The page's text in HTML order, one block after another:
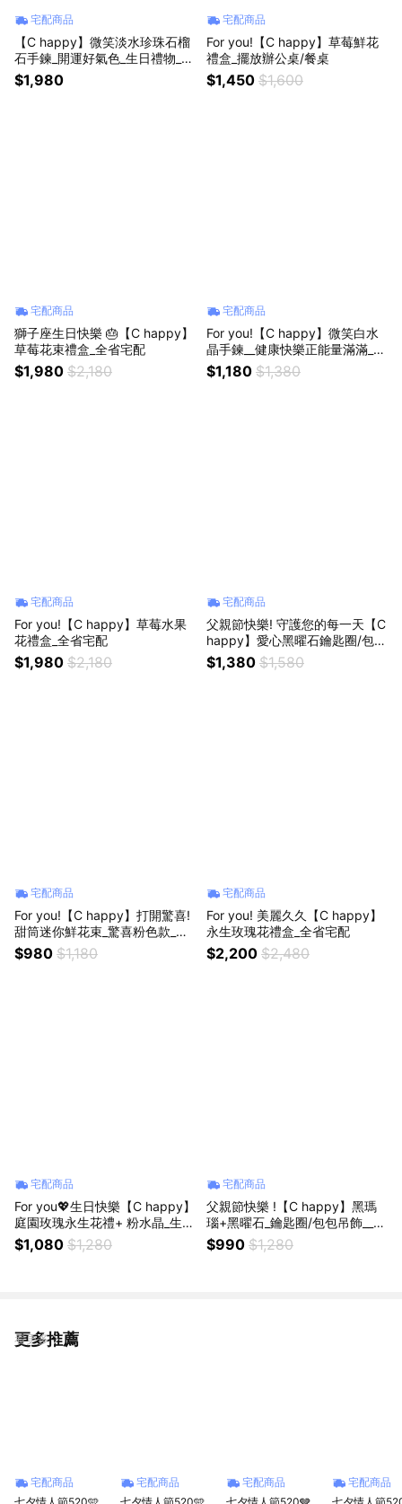
宅配商品
【C happy】微笑淡水珍珠石榴
石手鍊_開運好氣色_生日禮物__
新年禮物_情人節禮物
$1,980
宅配商品
For you!【C happy】草莓鮮花
禮盒_擺放辦公桌/餐桌
$1,450 $1,600
宅配商品
獅子座生日快樂 🎂【C happy】
草莓花束禮盒_全省宅配
$1,980 $2,180
宅配商品
For you!【C happy】微笑白水
晶手鍊__健康快樂正能量滿滿_生
日禮物_情人節禮物_祝福禮
$1,180 $1,380
宅配商品
For you!【C happy】草莓水果
花禮盒_全省宅配
$1,980 $2,180
宅配商品
父親節快樂! 守護您的每一天【C
happy】愛心黑曜石鑰匙圈/包包
吊飾+原礦水晶組合
$1,380 $1,580
宅配商品
For you!【C happy】打開驚喜!
甜筒迷你鮮花束_驚喜粉色款_全
省低溫宅配
$980 $1,180
宅配商品
For you! 美麗久久【C happy】
永生玫瑰花禮盒_全省宅配
$2,200 $2,480
宅配商品
For you💖生日快樂【C happy】
庭園玫瑰永生花禮+ 粉水晶_生日
禮物
$1,080 $1,280
宅配商品
父親節快樂 !【C happy】黑瑪
瑙+黑曜石_鑰匙圈/包包吊飾__外
出保平安
$990 $1,280
更多推薦
看更多
宅配商品
宅配商品
宅配商品
宅配商品